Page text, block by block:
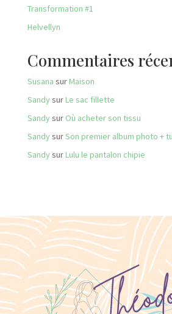
Transformation #1
Helvellyn
Commentaires
Susana surMaison
SandysurLe sac fillette
Sandysur Où acheter son tissu
SandysurSon premier album photo +
SandysurLulu le pantalon chipie